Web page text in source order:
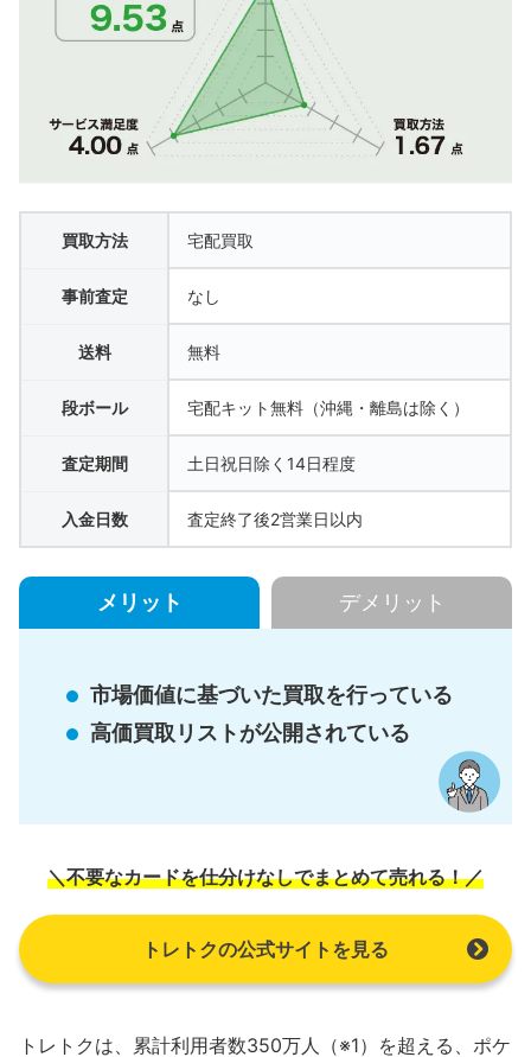
買取方法 宅配買取
事前査定 なし
送料 無料
段ボール 宅配キット無料（沖縄・離島は除く）
査定期間 土日祝日除く14日程度
入金日数 査定終了後2営業日以内
メリット デメリット
市場価値に基づいた買取を行っている
高価買取リストが公開されている
＼不要なカードを仕分けなしでまとめて売れる！／
トレトクの公式サイトを見る
トレトクは、累計利用者数350万人（※1）を超える、ポケ